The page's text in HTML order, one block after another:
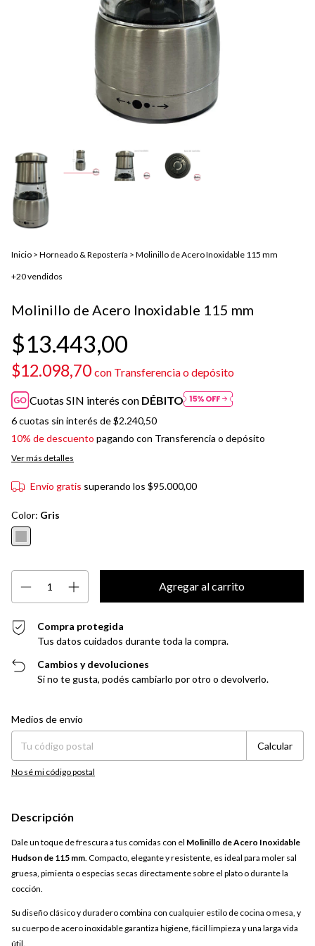
Inicio > Horneado & Repostería > Molinillo de Acero Inoxidable 115 mm
+20 vendidos
Molinillo de Acero Inoxidable 115 mm
$13.443,00
$12.098,70 con Transferencia o depósito
Cuotas SIN interés con DÉBITO
6cuotas sin interés de$2.240,50
10% de descuento pagando con Transferencia o depósito
Ver más detalles
Envío gratis superando los $95.000,00
Color: Gris
Compra protegida
Tus datos cuidados durante toda la compra.
Cambios y devoluciones
Si no te gusta, podés cambiarlo por otro o devolverlo.
Entregas para el CP:
Medios de envío
Calcular
No sé mi código postal
Descripción
Dale un toque de frescura a tus comidas con el Molinillo de Acero Inoxidable
Hudson de 115 mm. Compacto, elegante y resistente, es ideal para moler sal
gruesa, pimienta o especias secas directamente sobre el plato o durante la
cocción.
Su diseño clásico y duradero combina con cualquier estilo de cocina o mesa, y
su cuerpo de acero inoxidable garantiza higiene, fácil limpieza y una larga vida
útil.